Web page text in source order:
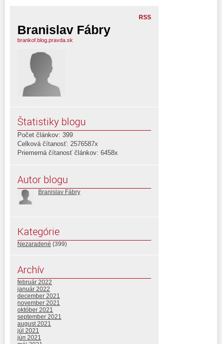
RSS
Branislav Fábry
brankof.blog.pravda.sk
Štatistiky blogu
Počet článkov: 399
Celková čítanosť: 2576587x
Priemerná čítanosť článkov: 6458x
Autor blogu
Branislav Fábry
Kategórie
Nezaradené (399)
Archív
február 2022
január 2022
december 2021
november 2021
október 2021
september 2021
august 2021
júl 2021
jún 2021